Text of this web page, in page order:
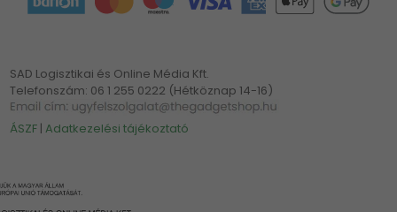
SAD Logisztikai és Online Média Kft.
Telefonszám: 06 1 255 0222 (Hétköznap 14-16)
ÁSZF |Adatkezelési tájékoztató